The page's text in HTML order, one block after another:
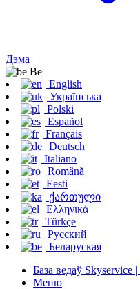
Дэма
Be
English
Українська
Polski
Español
Français
Deutsch
Italiano
Română
Eesti
ქართული
Ελληνικά
Türkçe
Русский
Беларуская
База ведаў Skyservice
Меню